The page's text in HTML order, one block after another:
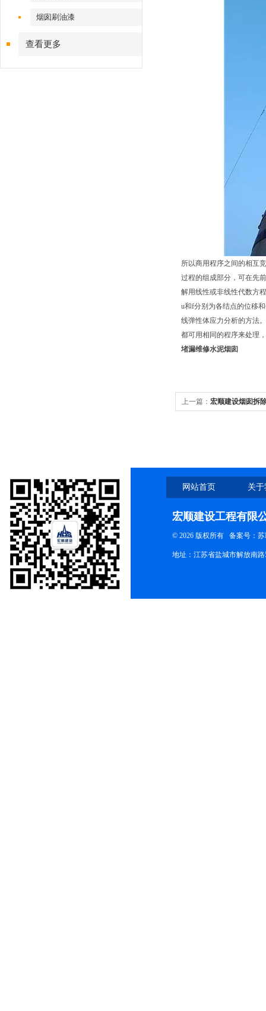
烟囱刷油漆
查看更多
所以商用程序之间的相互
过程的组成部分，可在先
解用线性或非线性代数方
u和f分别为各结点的位移
线弹性体应力分析的方法
都可用相同的程序来处理
堵漏维修水泥烟囱
上一篇： 宏顺建设烟囱拆
网站首页 关
宏顺建设工程有限
© 2026 版权所有 备案号：苏
地址：江苏省盐城市解放南